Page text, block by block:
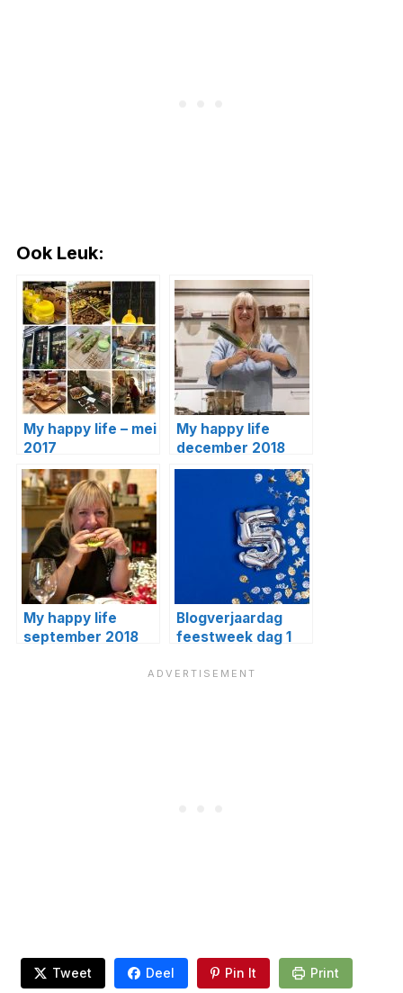
Ook Leuk:
My happy life – mei
2017
My happy life
december 2018
My happy life
september 2018
Blogverjaardag
feestweek dag 1
Tweet Deel Pin It Print